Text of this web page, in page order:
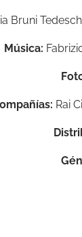
Bruni
Música:
Rai